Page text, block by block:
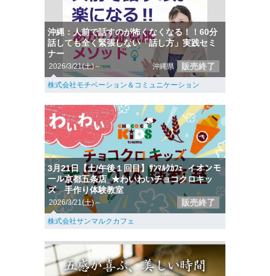
沖縄：人前で話すのが怖くなくなる！！60分
話しても全く緊張しない「話し方」実践セミ
ナー
2026/3/21(土)～ 沖縄県 販売終了
株式会社モチベーション＆コミュニケーション
3月21日【土/午後１回目】ｻﾝﾏﾙｸｶﾌｪ_イオンモ
ール京都五条店_★わいわいチョコクロキッ
ズ 手作り体験教室
2026/3/21(土)～ 販売終了
株式会社サンマルクカフェ